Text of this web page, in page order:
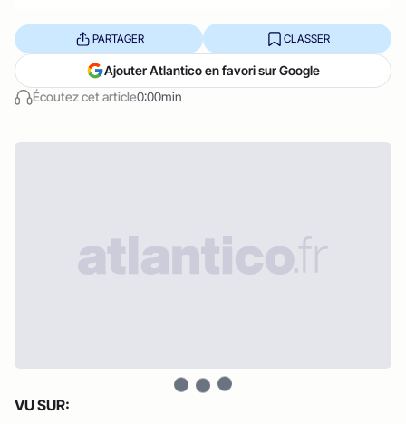
Écoutez cet article0:00min
PARTAGER CLASSER
Ajouter Atlantico en favori sur Google
VU SUR: